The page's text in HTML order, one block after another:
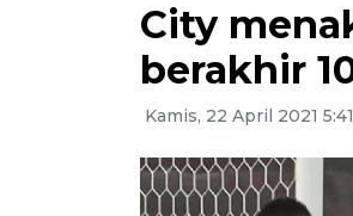
City
berakhir
Kamis, 22 April 2021